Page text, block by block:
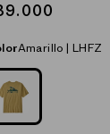
Amarillo | LHFZ
AMARILLO_(LHFZ)